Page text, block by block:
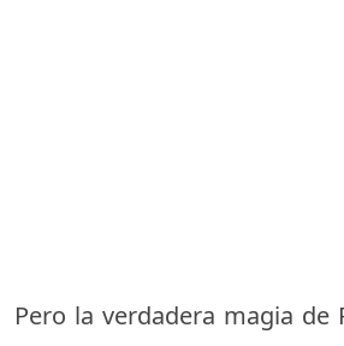
Pero la verdadera magia de